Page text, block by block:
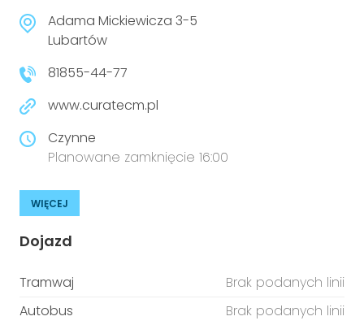
Adama Mickiewicza 3-5
Lubartów
81855-44-77
www.curatecm.pl
Czynne
Planowane zamknięcie 16:00
WIĘCEJ
Dojazd
Tramwaj
Brak podanych linii
Autobus
Brak podanych linii